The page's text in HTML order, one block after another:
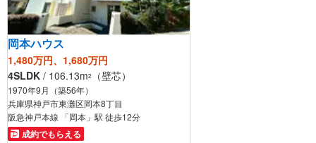
岡本ハウス
1,480万円、1,680万円
4SLDK / 106.13m2 （壁芯）
1970年9月（築56年）
兵庫県神戸市東灘区岡本8丁目
阪急神戸本線 「岡本」駅 徒歩12分
成約でもらえる